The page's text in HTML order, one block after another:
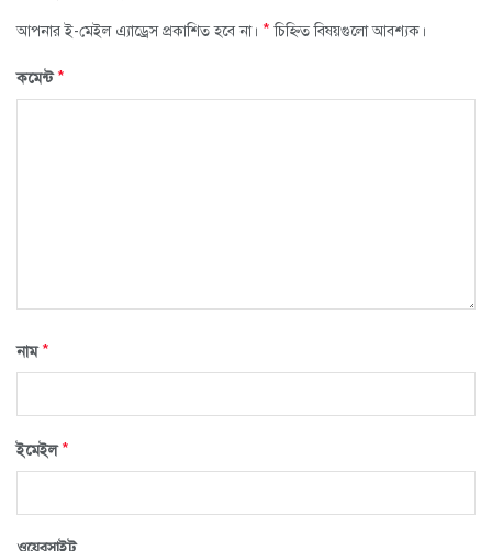
আপনার ই-মেইল এ্যাড্রেস প্রকাশিত হবে না। * চিহ্নিত বিষয়গুলো আবশ্যক।
কমেন্ট*
নাম*
ইমেইল*